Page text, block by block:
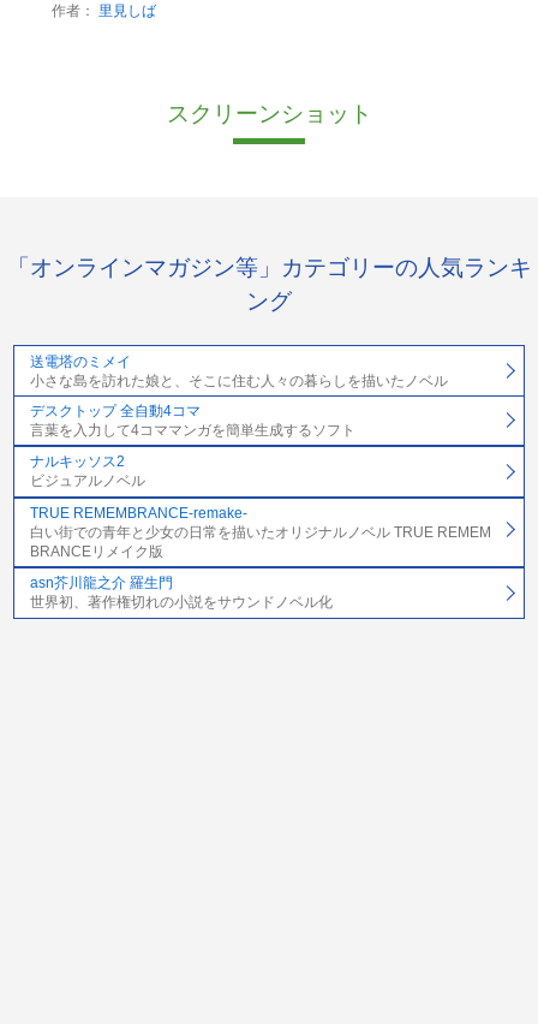
作者：
里見しば
スクリーンショット
「オンラインマガジン等」カテゴリーの人気ランキ
ング
送電塔のミメイ
小さな島を訪れた娘と、そこに住む人々の暮らしを描いたノベル
デスクトップ 全自動4コマ
言葉を入力して4コママンガを簡単生成するソフト
ナルキッソス2
ビジュアルノベル
TRUE REMEMBRANCE-remake-
白い街での青年と少女の日常を描いたオリジナルノベル TRUE REMEM
BRANCEリメイク版
asn芥川龍之介 羅生門
世界初、著作権切れの小説をサウンドノベル化